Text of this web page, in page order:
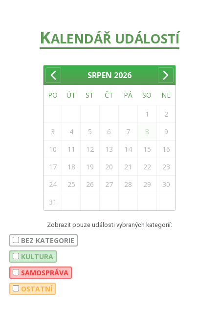
KALENDÁŘ UDÁLOSTÍ
SRPEN 2026
PO ÚT ST ČT PÁ SO NE
1
2
3
4 5 6 7 8
9
10
11 12 13 14 15
16
17
18 19 20 21 22
23
24
25 26 27 28 29
30
31
Zobrazit pouze události vybraných kategorií:
BEZ KATEGORIE
KULTURA
SAMOSPRÁVA
OSTATNÍ